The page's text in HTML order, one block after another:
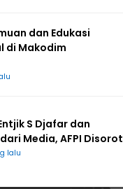
dan Edukasi
di Makodim
S Djafar dan
Media, AFPI Disorot
lalu